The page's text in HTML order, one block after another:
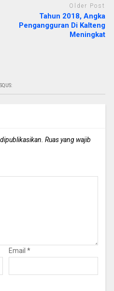
Older Post
Tahun 2018, Angka
Pengangguran Di Kalteng
Meningkat
Ruas yang wajib
Email *